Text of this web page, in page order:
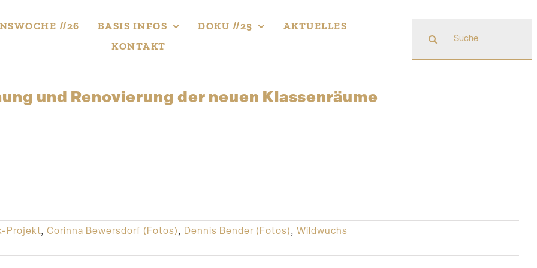
//26 BASIS INFOS DOKU //25
AKTUELLES
KONTAKT
nach:
und Renovierung der neuen Klassenräume
Projekt, Corinna Bewersdorf (Fotos), Dennis Bender (Fotos), Wildwuchs